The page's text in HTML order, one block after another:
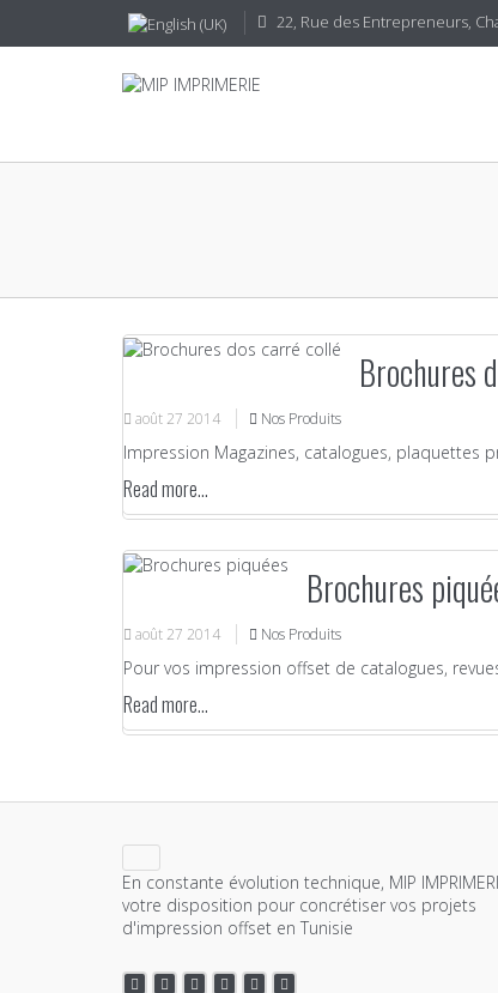
22, Rue des Entrepreneurs,
Brochures
août 27 2014 Nos Produits
Impression Magazines, catalogues, plaquettes
Read more...
Brochures
août 27 2014 Nos Produits
Pour vos impression offset de catalogues,
Read more...
En constante évolution technique, MIP
votre disposition pour concrétiser vos projets
d'impression offset en Tunisie